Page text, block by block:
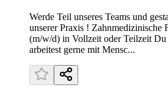
Werde Teil unseres Teams und
unserer Praxis ! Zahnmedizinische
(m/w/d) in Vollzeit oder Teilzeit Du
arbeitest gerne mit Mensc...